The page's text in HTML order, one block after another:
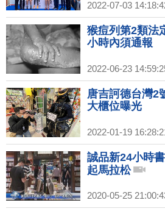
2022-07-03
猴痘列第2類法
小時內須通報
2022-06-23
唐吉訶德台灣2
大櫃位曝光
2022-01-19
誠品新24小時
起馬拉松
2020-05-25